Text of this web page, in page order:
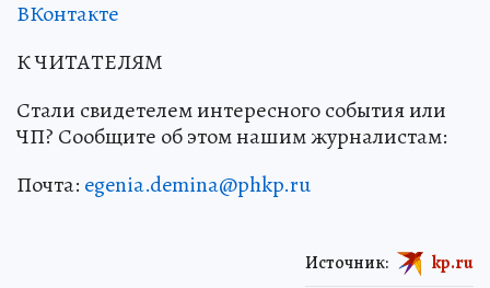
ВКонтакте
К ЧИТАТЕЛЯМ
Стали свидетелем интересного события или
ЧП? Сообщите об этом нашим журналистам:
Почта: egenia.demina@phkp.ru
Источник: kp.ru